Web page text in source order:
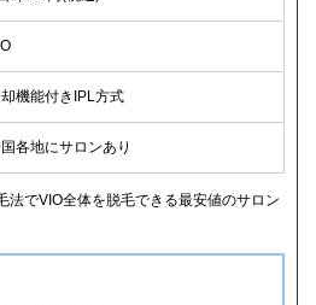
機能付きIPL方式
各地にサロンあり
法でVIO全体を脱毛できる最安値のサロン